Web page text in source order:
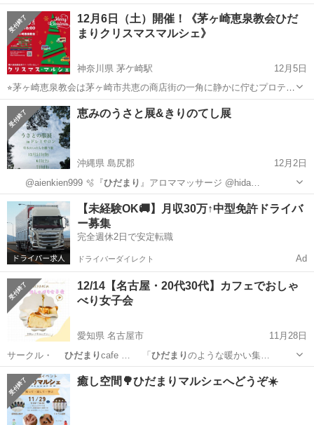
ーリングサロ…
千葉 我孫子市 我孫子駅 ワークショップ ヒーリング
12月6日（土）開催！《茅ヶ崎恵泉教会ひだ
まりクリスマスマルシェ》
神奈川県 茅ケ崎駅
12月5日
⭐︎茅ヶ崎恵泉教会は茅ヶ崎市共恵の商店街の一角に静かに佇むプロテス
タント教会です。 ⭐︎どなたでもお越しいただける開かれた教会の駐車
場と聖堂内のホールをお借りしてクリスマスマルシェを開催します。
==========...
神奈川 茅ヶ崎市 茅ケ崎駅 地域/お祭り 教会
恵みのうさと展&きりのてし展
沖縄県 島尻郡
12月2日
@aienkien999 🫧『ひだまり 』アロママッサージ @hida…
沖縄 島尻郡 その他 焼き菓子
【未経験OK🚚】月収30万↑中型免許ドライバ
ー募集
完全週休2日で安定転職
ドライバーダイレクト Ad
12/14【名古屋・20代30代】カフェでおしゃ
べり女子会
愛知県 名古屋市
11月28日
サークル・ ひだまり cafe … 「 ひだまりのような暖かい集…
愛知 名古屋市 その他 女子会
癒し空間🌳ひだまりマルシェへどうぞ☀️